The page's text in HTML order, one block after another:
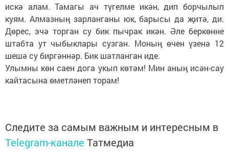
искә алам. Тамагы ач түгелме икән, дип борчылып
куям. Алмазның зарланганы юк, барысы да җитә, ди.
Дөрес, эчә торган су бик пычрак икән. Әле беркөнне
штабта ут чыбыклары сузган. Моның өчен үзенә 12
шешә су биргәннәр. Бик шатланган иде.
Улымны көн саен дога укып көтәм! Мин аның исән-сау
кайтасына өметләнеп торам!
Следите за самым важным и интересным в
Telegram-канале Татмедиа